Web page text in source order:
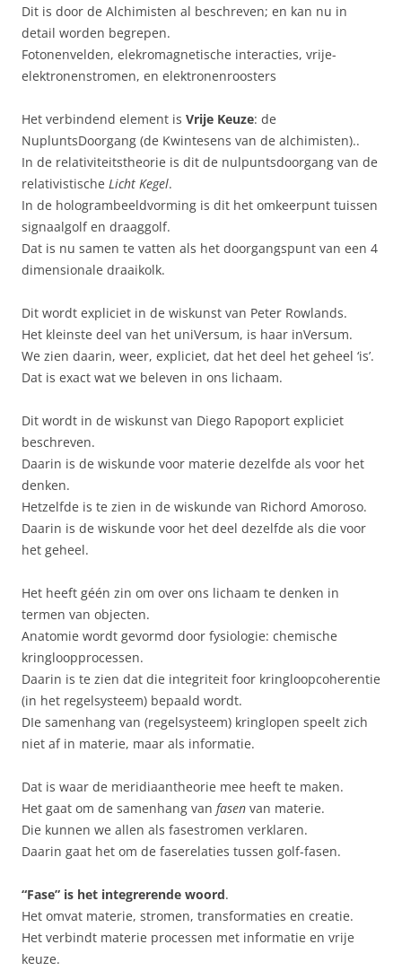
Dit is door de Alchimisten al beschreven; en kan nu in
detail worden begrepen.
Fotonenvelden, elekromagnetische interacties, vrije-
elektronenstromen, en elektronenroosters
Het verbindend element is Vrije Keuze: de
NupluntsDoorgang (de Kwintesens van de alchimisten)..
In de relativiteitstheorie is dit de nulpuntsdoorgang van de
relativistische Licht Kegel.
In de hologrambeeldvorming is dit het omkeerpunt tuissen
signaalgolf en draaggolf.
Dat is nu samen te vatten als het doorgangspunt van een 4
dimensionale draaikolk.
Dit wordt expliciet in de wiskunst van Peter Rowlands.
Het kleinste deel van het uniVersum, is haar inVersum.
We zien daarin, weer, expliciet, dat het deel het geheel ‘is’.
Dat is exact wat we beleven in ons lichaam.
Dit wordt in de wiskunst van Diego Rapoport expliciet
beschreven.
Daarin is de wiskunde voor materie dezelfde als voor het
denken.
Hetzelfde is te zien in de wiskunde van Richord Amoroso.
Daarin is de wiskunde voor het deel dezelfde als die voor
het geheel.
Het heeft géén zin om over ons lichaam te denken in
termen van objecten.
Anatomie wordt gevormd door fysiologie: chemische
kringloopprocessen.
Daarin is te zien dat die integriteit foor kringloopcoherentie
(in het regelsysteem) bepaald wordt.
DIe samenhang van (regelsysteem) kringlopen speelt zich
niet af in materie, maar als informatie.
Dat is waar de meridiaantheorie mee heeft te maken.
Het gaat om de samenhang van fasen van materie.
Die kunnen we allen als fasestromen verklaren.
Daarin gaat het om de faserelaties tussen golf-fasen.
“Fase” is het integrerende woord.
Het omvat materie, stromen, transformaties en creatie.
Het verbindt materie processen met informatie en vrije
keuze.